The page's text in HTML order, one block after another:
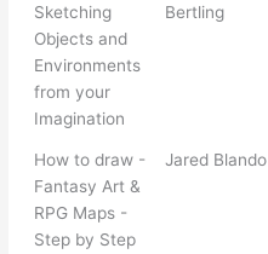
Sketching
Objects and
Environments
from your
Imagination
Bertling
How to draw -
Fantasy Art &
RPG Maps -
Step by Step
Jared Blando